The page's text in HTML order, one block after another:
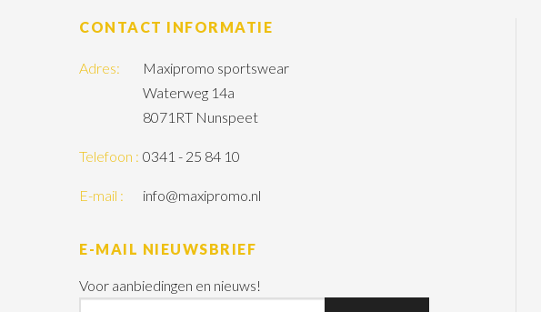
CONTACT INFORMATIE
Adres:
Maxipromo sportswear
Waterweg 14a
8071RT Nunspeet
Telefoon : 0341 - 25 84 10
E-mail : info@maxipromo.nl
E-MAIL NIEUWSBRIEF
Voor aanbiedingen en nieuws!